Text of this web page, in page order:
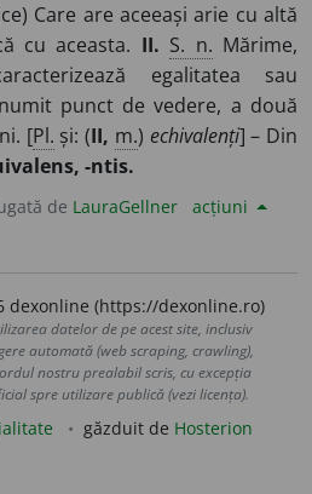
Care are aceeași arie cu altă
cu aceasta. II. S. n. Mărime,
egalitatea sau
punct de vedere, a două
[Pl. și: (II, m.) echivalenți] – Din
-ntis.
de LauraGellner acțiuni
dexonline (https://dexonline.ro)
datelor de pe acest site, inclusiv
automată (web scraping, crawling),
nostru prealabil scris, cu excepția
spre utilizare publică (vezi licența).
găzduit de Hosterion